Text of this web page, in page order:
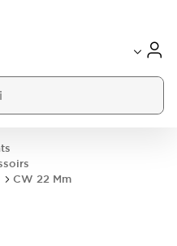
CW 22 Mm